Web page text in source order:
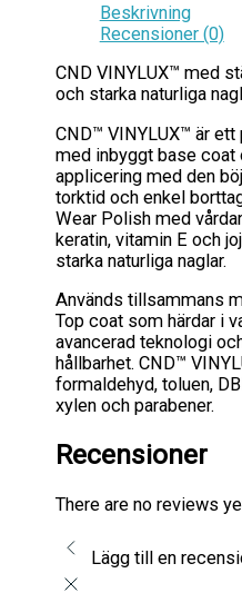
Beskrivning
Recensioner (0)
CND VINYLUX™ med
och starka naturliga
CND™ VINYLUX™ är
med inbyggt base coat
applicering med den
torktid och enkel
Wear Polish med
keratin, vitamin E och
starka naturliga naglar.
Används tillsammans
Top coat som härdar i
avancerad teknologi
hållbarhet. CND™
formaldehyd, toluen,
xylen och parabener.
Recensioner
There are no reviews
Lägg till en